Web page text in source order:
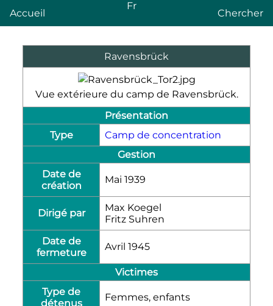
Accueil
Fr
Chercher
Ravensbrück
Vue extérieure du camp de Ravensbrück.
Présentation
Type
Camp de concentration
Gestion
Date de
création
Mai 1939
Dirigé par
Max Koegel
Fritz Suhren
Date de
fermeture
Avril 1945
Victimes
Type de
détenus
Femmes, enfants